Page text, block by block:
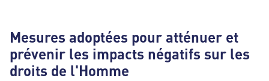
Mesures adoptées pour atténuer et
prévenir les impacts négatifs sur les
droits de l'Homme